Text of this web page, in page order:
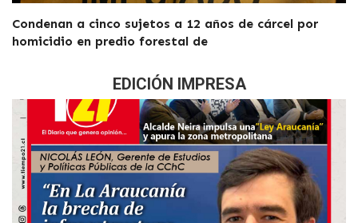
Condenan a cinco sujetos a 12 años de cárcel por
homicidio en predio forestal de
EDICIÓN IMPRESA